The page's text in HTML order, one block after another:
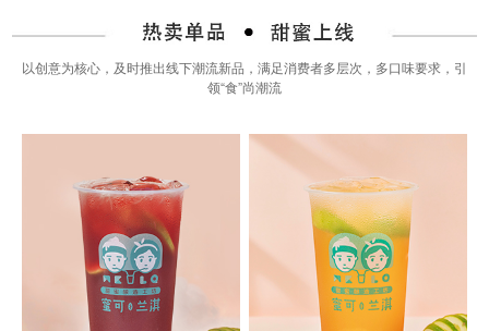
以创意为核心，及时推出线下潮流新品，满足消费者多层次，多口味要求，引
领“食”尚潮流